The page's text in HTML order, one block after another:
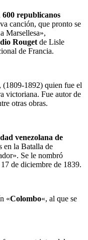
600 republicanos
canción, que pronto se
Marsellesa»,
Rouget de Lisle
de Francia.
, (1809-1892) quien fue el
victoriana. Fue autor de
otras obras.
venezolana de
en la Batalla de
Se le nombró
de diciembre de 1839.
«Colombo«, al que se